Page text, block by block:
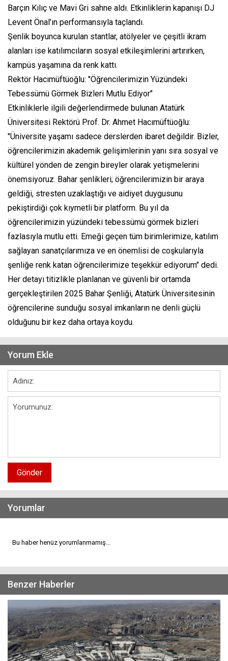
Barçın Kılıç ve Mavi Gri sahne aldı. Etkinliklerin kapanışı DJ
Levent Önal’ın performansıyla taçlandı.
Şenlik boyunca kurulan stantlar, atölyeler ve çeşitli ikram
alanları ise katılımcıların sosyal etkileşimlerini artırırken,
kampüs yaşamına da renk kattı.
Rektör Hacımüftüoğlu: "Öğrencilerimizin Yüzündeki
Tebessümü Görmek Bizleri Mutlu Ediyor"
Etkinliklerle ilgili değerlendirmede bulunan Atatürk
Üniversitesi Rektörü Prof. Dr. Ahmet Hacımüftüoğlu:
"Üniversite yaşamı sadece derslerden ibaret değildir. Bizler,
öğrencilerimizin akademik gelişimlerinin yanı sıra sosyal ve
kültürel yönden de zengin bireyler olarak yetişmelerini
önemsiyoruz. Bahar şenlikleri; öğrencilerimizin bir araya
geldiği, stresten uzaklaştığı ve aidiyet duygusunu
pekiştirdiği çok kıymetli bir platform. Bu yıl da
öğrencilerimizin yüzündeki tebessümü görmek bizleri
fazlasıyla mutlu etti. Emeği geçen tüm birimlerimize, katılım
sağlayan sanatçılarımıza ve en önemlisi de coşkularıyla
şenliğe renk katan öğrencilerimize teşekkür ediyorum" dedi.
Her detayı titizlikle planlanan ve güvenli bir ortamda
gerçekleştirilen 2025 Bahar Şenliği, Atatürk Üniversitesinin
öğrencilerine sunduğu sosyal imkanların ne denli güçlü
olduğunu bir kez daha ortaya koydu.
Yorum Ekle
Gönder
Yorumlar
Bu haber henüz yorumlanmamış...
Benzer Haberler